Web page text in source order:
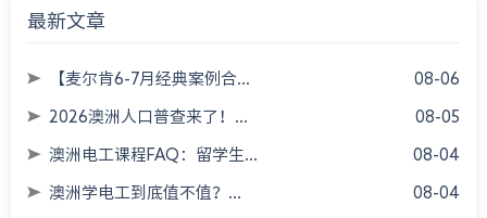
最新文章
【麦尔肯6-7月经典案例合... 08-06
2026澳洲人口普查来了！... 08-05
澳洲电工课程FAQ：留学生... 08-04
澳洲学电工到底值不值？... 08-04